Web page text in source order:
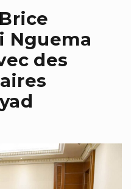
Nguema
des